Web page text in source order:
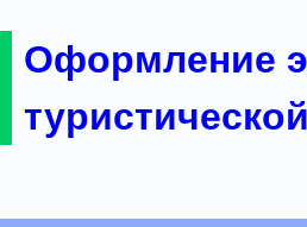
Оформление